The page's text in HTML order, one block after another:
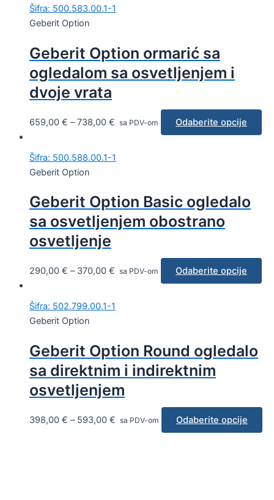
Šifra: 500.583.00.1-1
Geberit Option
Geberit Option ormarić sa
ogledalom sa osvetljenjem i
dvoje vrata
659,00 € –738,00 € sa PDV-om Odaberite opcije
Šifra: 500.588.00.1-1
Geberit Option
Geberit Option Basic ogledalo
sa osvetljenjem obostrano
osvetljenje
290,00 € – 370,00 € sa PDV-om Odaberite opcije
Šifra: 502.799.00.1-1
Geberit Option
Geberit Option Round ogledalo
sa direktnim i indirektnim
osvetljenjem
398,00 € – 593,00 € sa PDV-om Odaberite opcije